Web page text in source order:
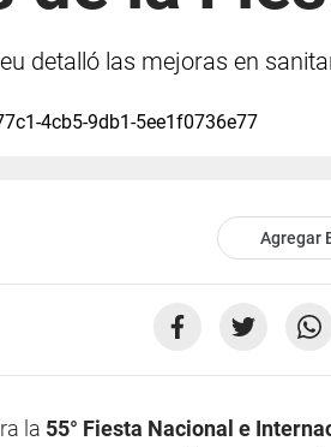
detalló las mejoras en
Agregar
la 55° Fiesta Nacional e